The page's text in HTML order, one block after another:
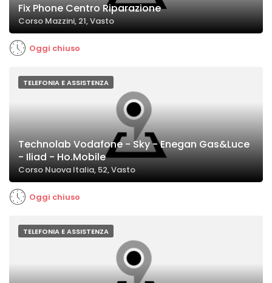
Fix Phone Centro Riparazione
Corso Mazzini, 21, Vasto
Oggi chiuso
TELEFONIA E ASSISTENZA
Technolab Vodafone - Sky - Enegan Gas&Luce
- Iliad - Ho.Mobile
Corso Nuova Italia, 52, Vasto
Oggi chiuso
TELEFONIA E ASSISTENZA